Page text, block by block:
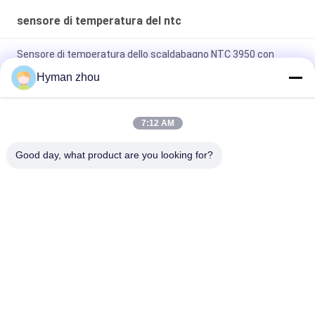
sensore di temperatura del ntc
Sensore di temperatura dello scaldabagno NTC 3950 con
metallo di plastica
Gamma di temperature 3950 del sensore di temperatura del
termistore del radiatore NTC di CA ampia 10K 1%
del terminale NTC 3950 in PVC
Hyman zhou
7:12 AM
Good day, what product are you looking for?